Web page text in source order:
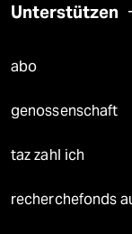
Unterstützen
abo
genossenschaft
taz zahl ich
recherchefonds